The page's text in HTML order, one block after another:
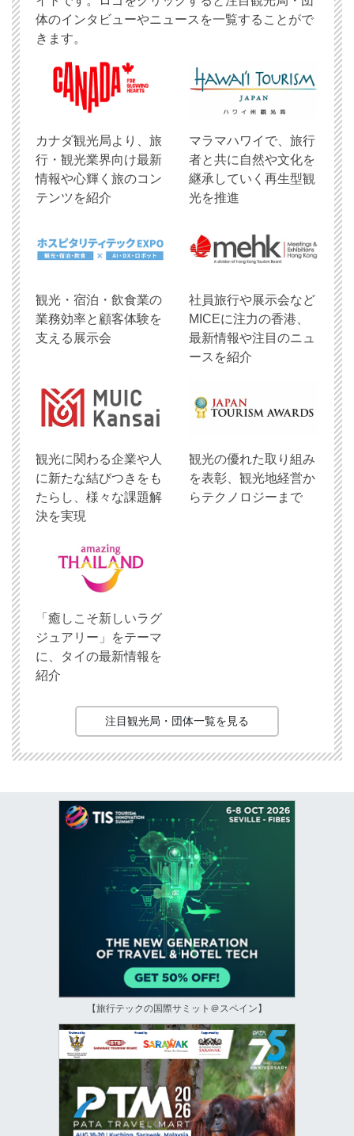
体のインタビューやニュースを一覧することがで
きます。
​カナダ観光局より、旅
行・観光業界向け最新
情報や心輝く旅のコン
テンツを紹介
マラマハワイで、旅行
者と共に自然や文化を
継承していく再生型観
光を推進
観光・宿泊・飲食業の
業務効率と顧客体験を
支える展示会
社員旅行や展示会など
MICEに注力の香港、
最新情報や注目のニュ
ースを紹介
観光に関わる企業や人
に新たな結びつきをも
たらし、様々な課題解
決を実現
観光の優れた取り組み
を表彰、観光地経営か
らテクノロジーまで
「癒しこそ新しいラグ
ジュアリー」をテーマ
に、タイの最新情報を
紹介
注目観光局・団体一覧を見る
【旅行テックの国際サミット＠スペイン】